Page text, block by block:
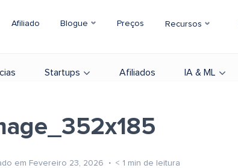
Afiliado Blogue Preços Recursos
Startups Afiliados IA & ML
em Fevereiro 23, 2026 < 1 min de leitura